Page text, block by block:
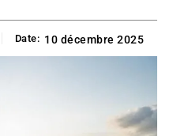
Date: 10 décembre 2025